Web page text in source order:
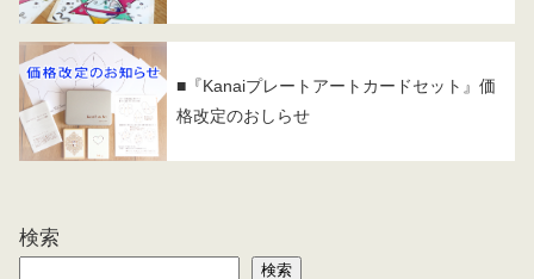
■『Kanaiプレートアートカードセット』価
格改定のおしらせ
検索
検索